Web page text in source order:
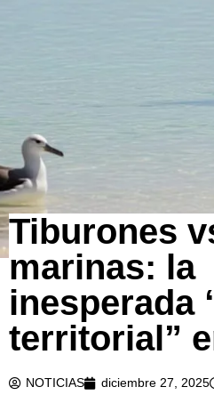
Tiburones
marinas: la
inesperada
territorial”
NOTICIAS diciembre 27, 2025